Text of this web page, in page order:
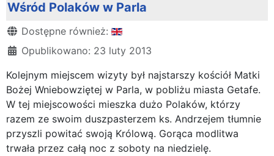
Wśród Polaków w Parla
Szczegóły
Dostępne również:
Opublikowano: 23 luty 2013
Kolejnym miejscem wizyty był najstarszy kościół Matki
Bożej Wniebowziętej w Parla, w pobliżu miasta Getafe.
W tej miejscowości mieszka dużo Polaków, którzy
razem ze swoim duszpasterzem ks. Andrzejem tłumnie
przyszli powitać swoją Królową. Gorąca modlitwa
trwała przez całą noc z soboty na niedzielę.